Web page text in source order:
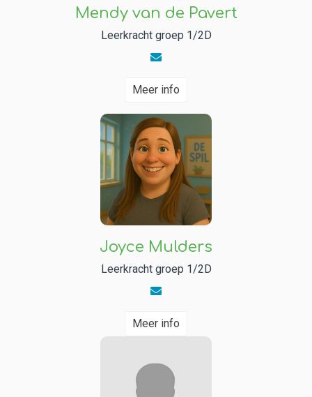
Mendy van de Pavert
Leerkracht groep 1/2D
Meer info
Joyce Mulders
Leerkracht groep 1/2D
Meer info